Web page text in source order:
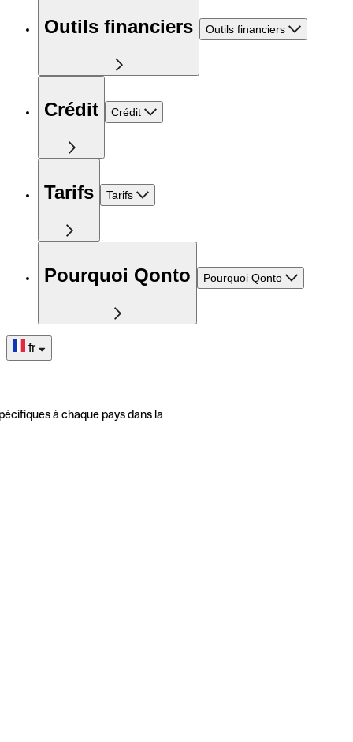
Outils financiers Outils financiers
Crédit Crédit
Tarifs Tarifs
Pourquoi Qonto Pourquoi Qonto
fr
à chaque pays dans la